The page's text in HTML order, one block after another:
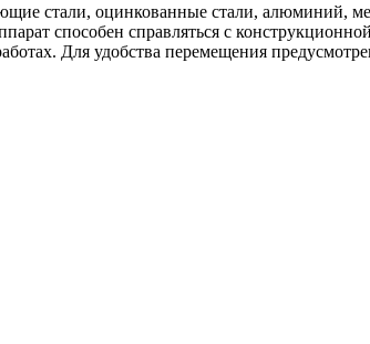
стали, оцинкованные стали, алюминий,
способен справляться с
Для удобства перемещения